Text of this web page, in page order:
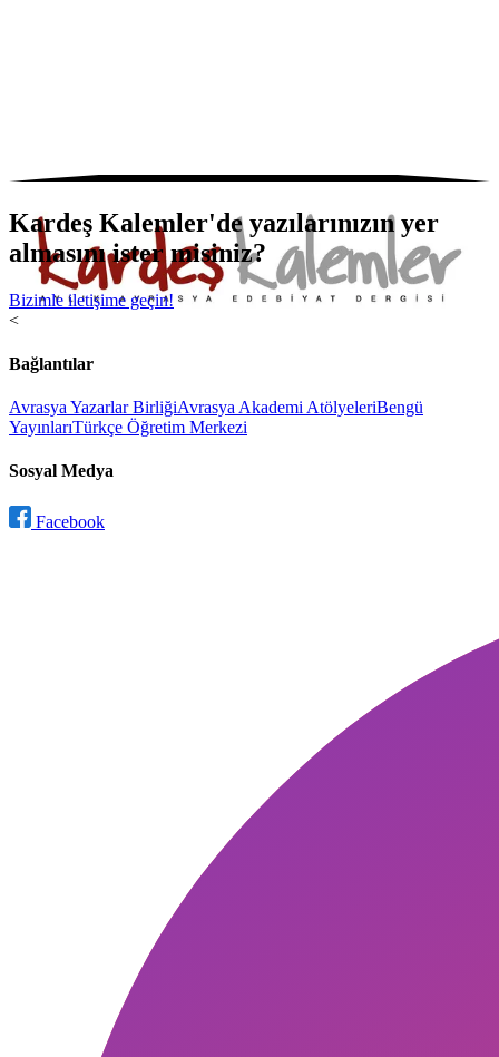
Kardeş Kalemler'de yazılarınızın yer
almasını ister misiniz?
Bizimle iletişime geçin!
<
Bağlantılar
Avrasya Yazarlar BirliğiAvrasya Akademi AtölyeleriBengü
YayınlarıTürkçe Öğretim Merkezi
Sosyal Medya
Facebook